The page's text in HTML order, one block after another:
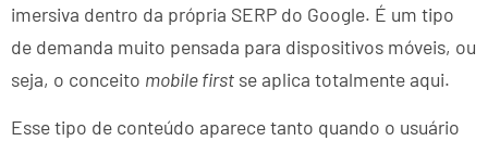
imersiva dentro da própria SERP do Google. É um tipo
de demanda muito pensada para dispositivos móveis, ou
seja, o conceito mobile first se aplica totalmente aqui.
Esse tipo de conteúdo aparece tanto quando o usuário